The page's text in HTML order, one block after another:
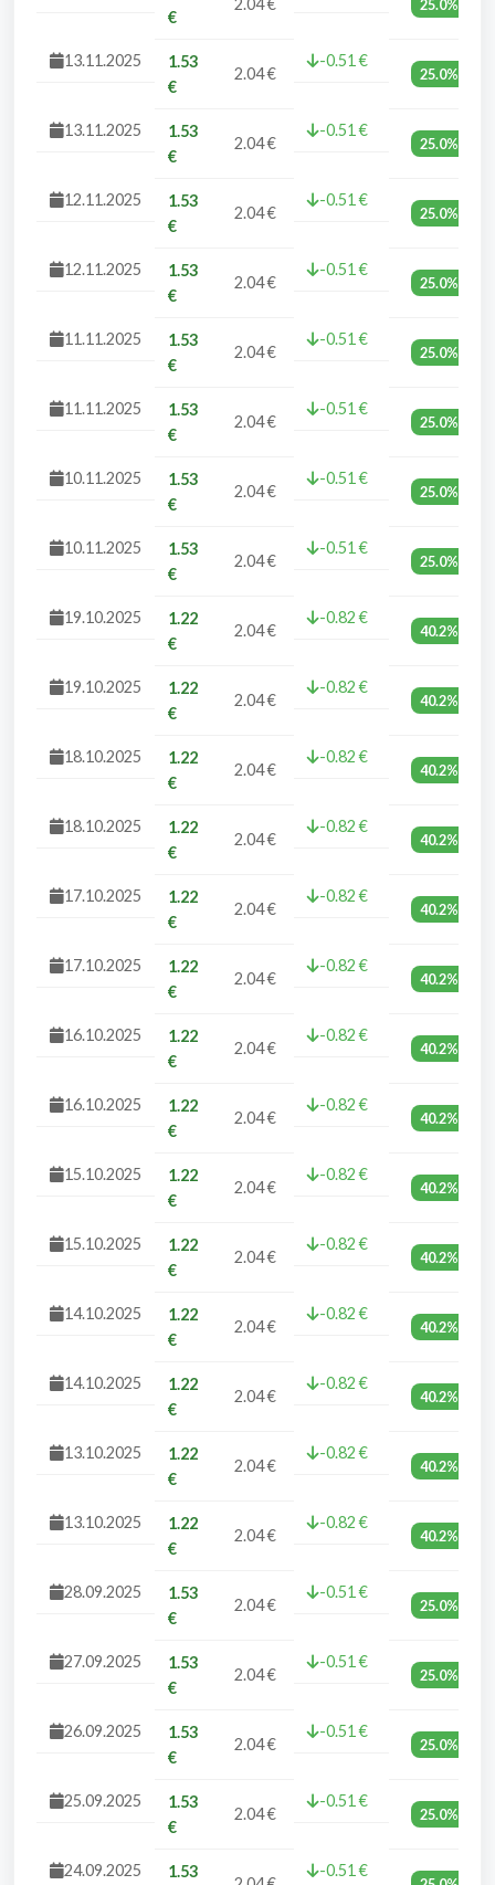
€
2.04 € 25.0%
13.11.2025
1.53
€
2.04 €
-0.51 €
25.0%
13.11.2025
1.53
€
2.04 €
-0.51 €
25.0%
12.11.2025
1.53
€
2.04 €
-0.51 €
25.0%
12.11.2025
1.53
€
2.04 €
-0.51 €
25.0%
11.11.2025
1.53
€
2.04 €
-0.51 €
25.0%
11.11.2025
1.53
€
2.04 €
-0.51 €
25.0%
10.11.2025
1.53
€
2.04 €
-0.51 €
25.0%
10.11.2025
1.53
€
2.04 €
-0.51 €
25.0%
19.10.2025
1.22
€
2.04 €
-0.82 €
40.2%
19.10.2025
1.22
€
2.04 €
-0.82 €
40.2%
18.10.2025
1.22
€
2.04 €
-0.82 €
40.2%
18.10.2025
1.22
€
2.04 €
-0.82 €
40.2%
17.10.2025
1.22
€
2.04 €
-0.82 €
40.2%
17.10.2025
1.22
€
2.04 €
-0.82 €
40.2%
16.10.2025
1.22
€
2.04 €
-0.82 €
40.2%
16.10.2025
1.22
€
2.04 €
-0.82 €
40.2%
15.10.2025
1.22
€
2.04 €
-0.82 €
40.2%
15.10.2025
1.22
€
2.04 €
-0.82 €
40.2%
14.10.2025
1.22
€
2.04 €
-0.82 €
40.2%
14.10.2025
1.22
€
2.04 €
-0.82 €
40.2%
13.10.2025
1.22
€
2.04 €
-0.82 €
40.2%
13.10.2025
1.22
€
2.04 €
-0.82 €
40.2%
28.09.2025
1.53
€
2.04 €
-0.51 €
25.0%
27.09.2025
1.53
€
2.04 €
-0.51 €
25.0%
26.09.2025
1.53
€
2.04 €
-0.51 €
25.0%
25.09.2025
1.53
€
2.04 €
-0.51 €
25.0%
24.09.2025 1.53 -0.51 €